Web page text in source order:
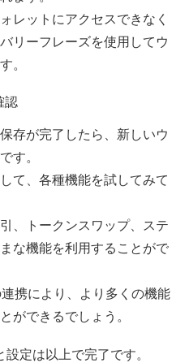
レットにアクセスできなく
リーフレーズを使用してウ
。
認
存が完了したら、新しいウ
す。
て、各種機能を試してみて
、トークンスワップ、ステ
な機能を利用することがで
携により、より多くの機能
ができるでしょう。
定は以上で完了です。